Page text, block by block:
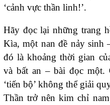
‘cảnh vực thần linh!’.
Hãy đọc lại những trang
Kìa, một nan đề nảy sinh
đó là khoảng thời gian
và bất an – bài đọc một.
‘tiến bộ’ không thể giải
Thần trở nên kim chỉ